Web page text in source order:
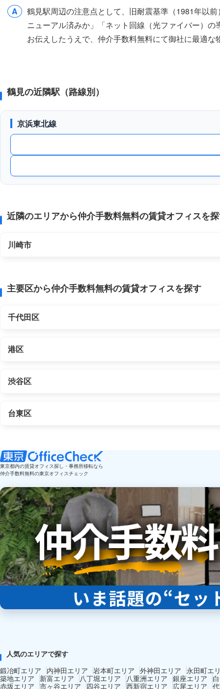
A
鶴見駅周辺の注意点として、旧耐震基準（1981年以
ニューアル済みか」「ネット回線（光ファイバー）
お伝えしたうえで、仲介手数料無料にて御社に最適な
鶴見の近隣駅（路線別）
京浜東北線
近隣のエリアから仲介手数料無料の賃貸オフィスを
川崎市
主要区から仲介手数料無料の賃貸オフィスを探す
千代田区
港区
渋谷区
台東区
東京都内の賃貸オフィス探し・事務所移転なら
仲介手数料無料の東京オフィスチェック
人気のエリアで探す
鍛冶町エリア
内神田エリア 岩本町エリア 外神田エリア
永田町エ
築地エリア
新富エリア 八丁堀エリア 八重洲エリア 銀座エリア
赤坂エリア 市ヶ谷エリア 四谷エリア 西新宿エリア 広尾エリア